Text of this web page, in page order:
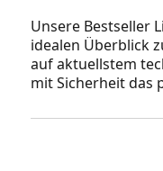
Unsere Bestseller
idealen Überblick
auf aktuellstem
mit Sicherheit das